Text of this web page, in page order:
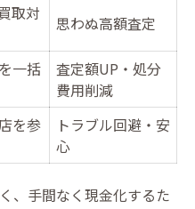
取対
思わぬ高額査定
一括
査定額UP・処分
費用削減
を参
トラブル回避・安
心
、手間なく現金化するた